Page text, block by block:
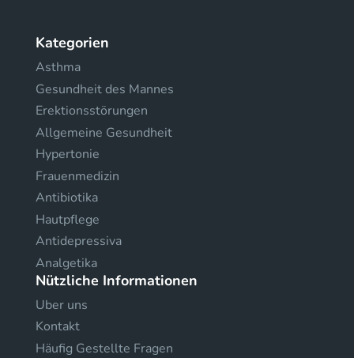
Kategorien
Asthma
Gesundheit des Mannes
Erektionsstörungen
Allgemeine Gesundheit
Hypertonie
Frauenmedizin
Antibiotika
Hautpflege
Antidepressiva
Analgetika
Nützliche Informationen
Uber uns
Kontakt
Häufig Gestellte Fragen